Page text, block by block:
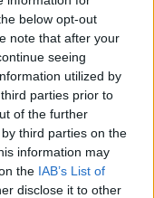
below opt-out
note that after your
seeing
utilized by
parties prior to
of the further
third parties on the
information may
the IAB’s List of
disclose it to other